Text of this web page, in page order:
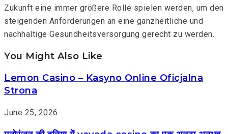
Zukunft eine immer größere Rolle spielen werden, um den
steigenden Anforderungen an eine ganzheitliche und
nachhaltige Gesundheitsversorgung gerecht zu werden.
You Might Also Like
Lemon Casino – Kasyno Online Oficjalna
Strona
June 25, 2026